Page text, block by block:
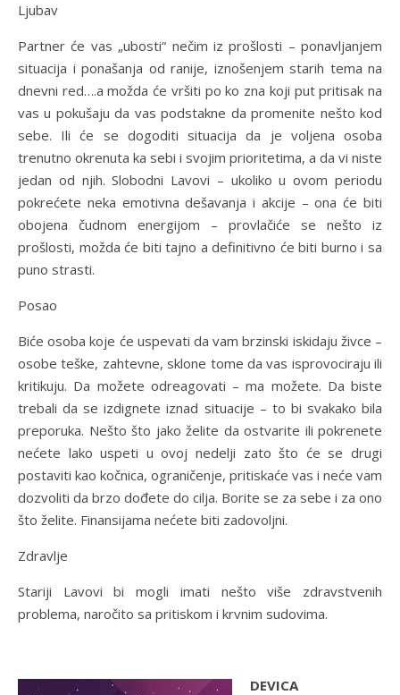
Ljubav
Partner će vas „ubosti“ nečim iz prošlosti – ponavljanjem
situacija i ponašanja od ranije, iznošenjem starih tema na
dnevni red….a možda će vršiti po ko zna koji put pritisak na
vas u pokušaju da vas podstakne da promenite nešto kod
sebe. Ili će se dogoditi situacija da je voljena osoba
trenutno okrenuta ka sebi i svojim prioritetima, a da vi niste
jedan od njih. Slobodni Lavovi – ukoliko u ovom periodu
pokrećete neka emotivna dešavanja i akcije – ona će biti
obojena čudnom energijom – provlačiće se nešto iz
prošlosti, možda će biti tajno a definitivno će biti burno i sa
puno strasti.
Posao
Biće osoba koje će uspevati da vam brzinski iskidaju živce –
osobe teške, zahtevne, sklone tome da vas isprovociraju ili
kritikuju. Da možete odreagovati – ma možete. Da biste
trebali da se izdignete iznad situacije – to bi svakako bila
preporuka. Nešto što jako želite da ostvarite ili pokrenete
nećete lako uspeti u ovoj nedelji zato što će se drugi
postaviti kao kočnica, ograničenje, pritiskaće vas i neće vam
dozvoliti da brzo dođete do cilja. Borite se za sebe i za ono
što želite. Finansijama nećete biti zadovoljni.
Zdravlje
Stariji Lavovi bi mogli imati nešto više zdravstvenih
problema, naročito sa pritiskom i krvnim sudovima.
DEVICA